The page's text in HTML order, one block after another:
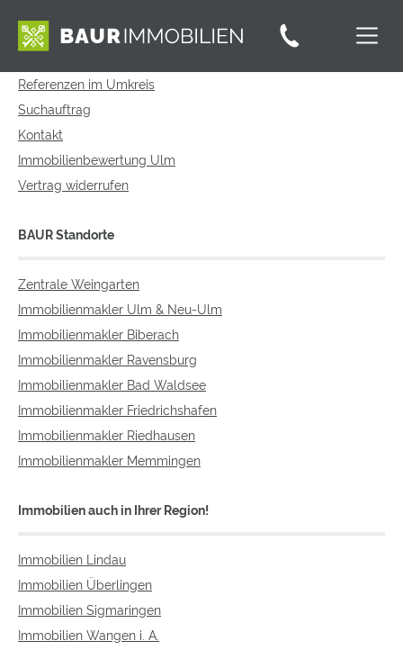
Service
Referenzen im Umkreis
Suchauftrag
Kontakt
Immobilienbewertung Ulm
Vertrag widerrufen
BAUR Standorte
Zentrale Weingarten
Immobilienmakler Ulm & Neu-Ulm
Immobilienmakler Biberach
Immobilienmakler Ravensburg
Immobilienmakler Bad Waldsee
Immobilienmakler Friedrichshafen
Immobilienmakler Riedhausen
Immobilienmakler Memmingen
Immobilien auch in Ihrer Region!
Immobilien Lindau
Immobilien Überlingen
Immobilien Sigmaringen
Immobilien Wangen i. A.